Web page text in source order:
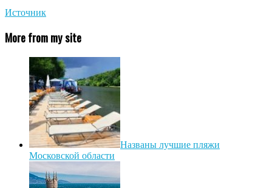
Источник
More from my site
Названы лучшие пляжи
Московской области